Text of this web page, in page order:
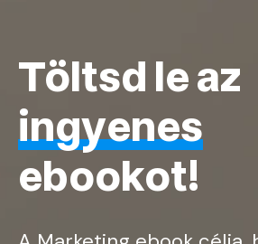
Töltsd le az
ingyenes
ebookot!